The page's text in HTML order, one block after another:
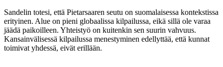
Sandelin totesi, että Pietarsaaren seutu on suomalaisessa kontekstissa
erityinen. Alue on pieni globaalissa kilpailussa, eikä sillä ole varaa
jäädä paikoilleen. Yhteistyö on kuitenkin sen suurin vahvuus.
Kansainvälisessä kilpailussa menestyminen edellyttää, että kunnat
toimivat yhdessä, eivät erillään.